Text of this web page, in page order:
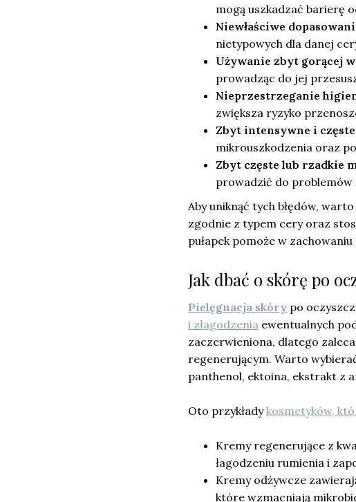
mogą uszkadzać barierę
Niewłaściwe
nietypowych dla danej
Używanie zbyt gorącej
prowadząc do jej
Nieprzestrzeganie
zwiększa ryzyko
Zbyt intensywne i
mikrouszkodzenia oraz
Zbyt częste lub rzadkie
prowadzić do problemów
Aby uniknąć tych błędów,
zgodnie z typem cery oraz
pułapek pomoże w
Jak dbać o skórę po
Pielęgnacja skóry po
i złagodzenia ewentualnych
zaczerwieniona, dlatego
regenerującym. Warto
panthenol, ektoina, ekstrakt z
Oto przykładykosmetyków,
Kremy regenerujące z
łagodzeniu rumienia i
Kremy odżywcze
które wzmacniają